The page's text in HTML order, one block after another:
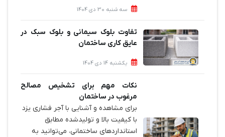
سه شنبه 30 دی 1404
تفاوت بلوک سیمانی و بلوک سبک در
عایق کاری ساختمان
یکشنبه 14 دی 1404
نکات مهم برای تشخیص مصالح
مرغوب در ساختمان
برای مشاهده و آشنایی با آجر فشاری یزد
با کیفیت بالا و تولیدشده مطابق
استانداردهای ساختمانی، می‌توانید به